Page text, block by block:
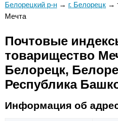
Белорецкий р-н → г. Белорецк →
Мечта
Почтовые
товарищество
Белорецк,
Республика
Информация об